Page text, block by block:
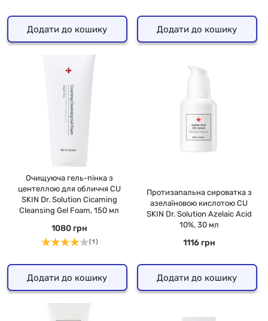
Додати до кошику Додати до кошику
Очищуюча гель-пінка з
центеллою для обличчя CU
SKIN Dr. Solution Cicaming
Cleansing Gel Foam, 150 мл
1080 грн
( 1 )
Додати до кошику
Протизапальна сироватка з
азелаїновою кислотою CU
SKIN Dr. Solution Azelaic Acid
10%, 30 мл
1116 грн
Додати до кошику